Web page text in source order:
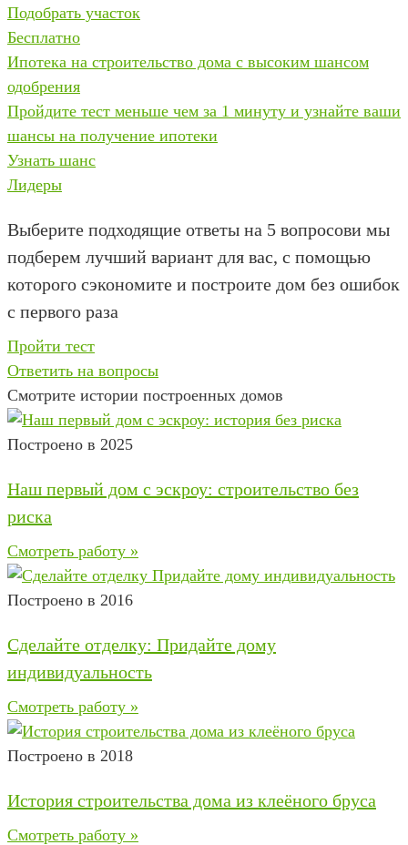
Подобрать участок
Бесплатно
Ипотека на строительство дома с высоким шансом
одобрения
Пройдите тест меньше чем за 1 минуту и узнайте ваши
шансы на получение ипотеки
Узнать шанс
Лидеры
Выберите подходящие ответы на 5 вопросови мы
подберем лучший вариант для вас, с помощью
которого сэкономите и построите дом без ошибок
с первого раза
Пройти тест
Ответить на вопросы
Смотрите истории построенных домов
Построено в 2025
Наш первый дом с эскроу: строительство без
риска
Смотреть работу »
Построено в 2016
Сделайте отделку: Придайте дому
индивидуальность
Смотреть работу »
Построено в 2018
История строительства дома из клеёного бруса
Смотреть работу »